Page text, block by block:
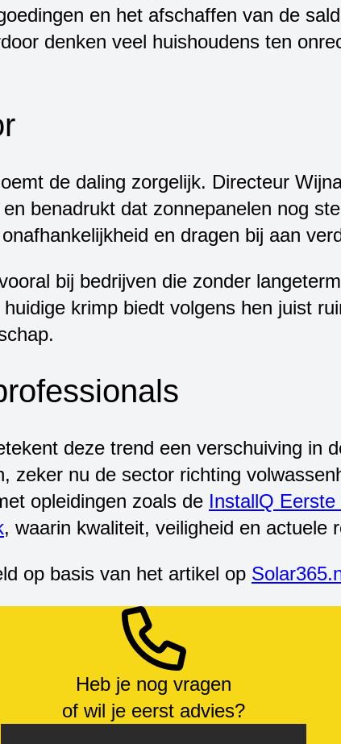
en het afschaffen van de
denken veel huishoudens ten
de daling zorgelijk. Directeur
benadrukt dat zonnepanelen nog
en dragen bij aan
bij bedrijven die zonder
krimp biedt volgens hen juist
deze trend een verschuiving in
zeker nu de sector richting
opleidingen zoals de InstallQ
, waarin kwaliteit, veiligheid en actuele
op basis van het artikel op
Heb je nog vragen
of wil je eerst advies?